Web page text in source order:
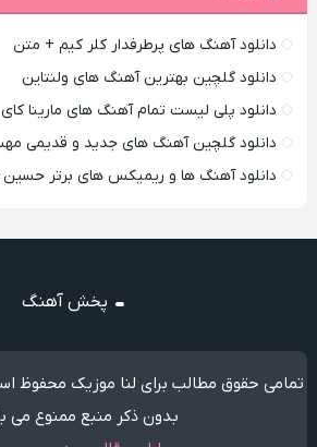
دانلود آهنگ های پرطرفدار کلر کیم + متن
دانلود گلچین بهترین آهنگ های ولنتاین
دانلود پلی لیست تمام آهنگ های مارینا کای
دانلود گلچین آهنگ های جدید و قدیمی
دانلود آهنگ ها و ریمیکس های برتر حسین تهی
پخش آهنگ
تمامی حقوق مطالب برای لنا موزیک محفوظ
بدون ذکر منبع ممنوع می